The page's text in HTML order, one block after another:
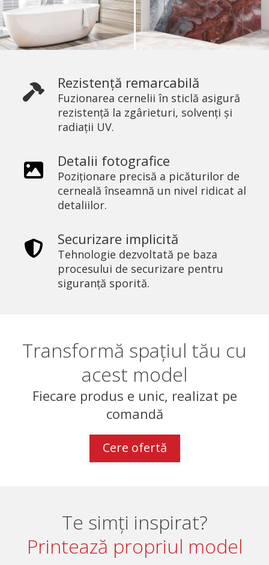
Rezistență remarcabilă
Fuzionarea cernelii în sticlă asigură
rezistență la zgârieturi, solvenți și
radiații UV.
Detalii fotografice
Poziționare precisă a picăturilor de
cerneală înseamnă un nivel ridicat al
detaliilor.
Securizare implicită
Tehnologie dezvoltată pe baza
procesului de securizare pentru
siguranță sporită.
Transformă spațiul tău cu
acest model
Fiecare produs e unic, realizat pe
comandă
Cere ofertă
Te simți inspirat?
Printează propriul model